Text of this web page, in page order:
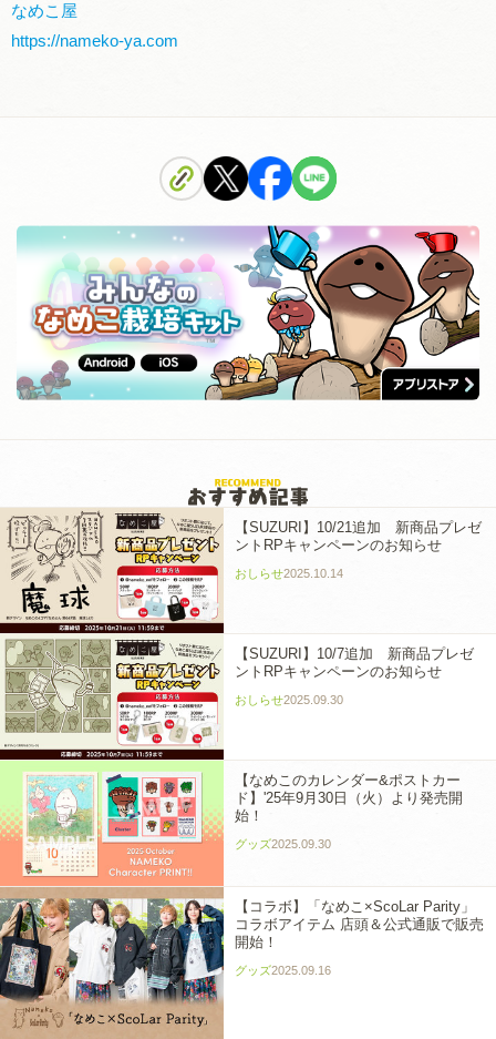
なめこ屋
https://nameko-ya.com
【SUZURI】10/21追加 新商品プレゼ
ントRPキャンペーンのお知らせ
おしらせ2025.10.14
【SUZURI】10/7追加 新商品プレゼ
ントRPキャンペーンのお知らせ
おしらせ2025.09.30
【なめこのカレンダー&ポストカー
ド】'25年9月30日（火）より発売開
始！
グッズ2025.09.30
【コラボ】「なめこ×ScoLar Parity」
コラボアイテム 店頭＆公式通販で販売
開始！
グッズ2025.09.16